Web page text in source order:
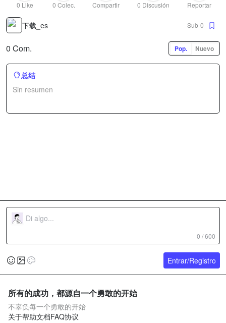
0 Like 0 Colec. Compartir 0 Discusión Reportar
下载_es Sub 0
0 Com. Pop. Nuevo
总结
Sin resumen
0 / 600
Entrar/Registro
所有的成功，都源自一个勇敢的开始
不辜负每一个勇敢的开始
关于帮助文档FAQ协议